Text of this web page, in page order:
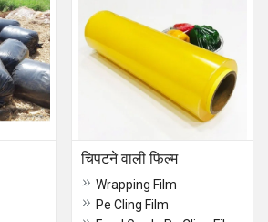
चिपटने वाली फिल्म
Wrapping Film
Pe Cling Film